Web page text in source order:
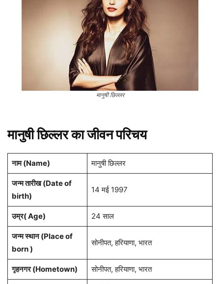
मानुषी छिल्लर
मानुषी छिल्लर का जीवन परिचय
नाम (Name) मानुषी छिल्लर
जन्म तारीख (Date of
birth)
14 मई 1997
उम्र( Age) 24 साल
जन्म स्थान (Place of
born )
सोनीपत, हरियाणा, भारत
गृहनगर (Hometown) सोनीपत, हरियाणा, भारत